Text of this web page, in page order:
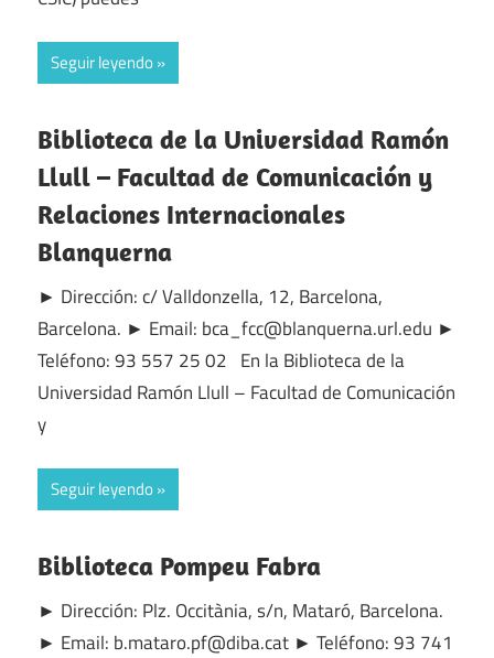
Seguir leyendo
Biblioteca de la Universidad Ramón
Llull – Facultad de Comunicación y
Relaciones Internacionales
Blanquerna
► Dirección: c/ Valldonzella, 12, Barcelona,
Barcelona. ► Email: bca_fcc@blanquerna.url.edu ►
Teléfono: 93 557 25 02 En la Biblioteca de la
Universidad Ramón Llull – Facultad de Comunicación
y
Seguir leyendo
Biblioteca Pompeu Fabra
► Dirección: Plz. Occitània, s/n, Mataró, Barcelona.
► Email: b.mataro.pf@diba.cat ► Teléfono: 93 741